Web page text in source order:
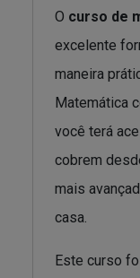
O curso de
excelente
maneira
Matemática
você terá
cobrem
mais
casa.
Este curso